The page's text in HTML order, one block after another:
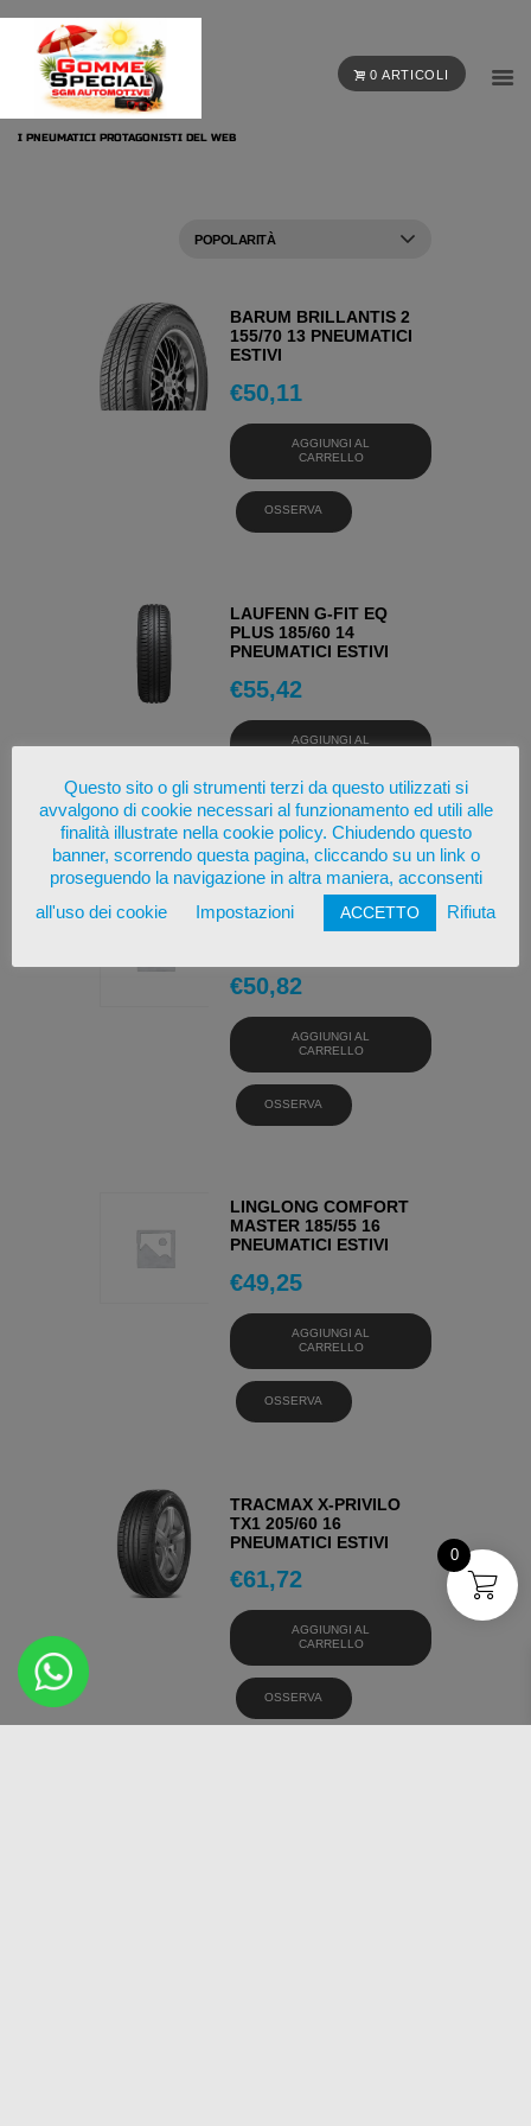
0 ARTICOLI
I PNEUMATICI PROTAGONISTI DEL WEB
BARUM BRILLANTIS 2
155/70 13 PNEUMATICI
ESTIVI
€50,11
AGGIUNGI AL
CARRELLO
OSSERVA
LAUFENN G-FIT EQ
PLUS 185/60 14
PNEUMATICI ESTIVI
€55,42
AGGIUNGI AL
OSSERVA
LINGLONG SPORT
MASTER 185/55 16
€50,82
AGGIUNGI AL
CARRELLO
OSSERVA
LINGLONG COMFORT
MASTER 185/55 16
PNEUMATICI ESTIVI
€49,25
AGGIUNGI AL
CARRELLO
OSSERVA
TRACMAX X-PRIVILO
TX1 205/60 16
PNEUMATICI ESTIVI
€61,72
AGGIUNGI AL
CARRELLO
OSSERVA
Questo sito o gli strumenti terzi da questo utilizzati si
avvalgono di cookie necessari al funzionamento ed utili alle
finalità illustrate nella cookie policy. Chiudendo questo
banner, scorrendo questa pagina, cliccando su un link o
proseguendo la navigazione in altra maniera, acconsenti
all'uso dei cookie
Impostazioni ACCETTO Rifiuta
0